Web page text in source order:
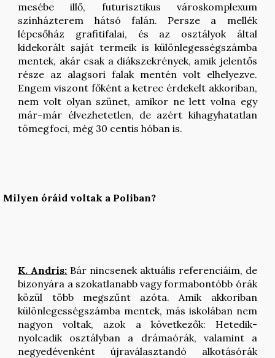
mesébe illő, futurisztikus városkomplexum
színházterem hátsó falán. Persze a mellék
lépcsőház grafitifalai, és az osztályok által
kidekorált saját termeik is különlegességszámba
mentek, akár csak a diákszekrények, amik jelentős
része az alagsori falak mentén volt elhelyezve.
Engem viszont főként a ketrec érdekelt akkoriban,
nem volt olyan szünet, amikor ne lett volna egy
már-már élvezhetetlen, de azért kihagyhatatlan
tömegfoci, még 30 centis hóban is.
Milyen óráid voltak a Poliban?
K. Andris: Bár nincsenek aktuális referenciáim, de
bizonyára a szokatlanabb vagy formabontóbb órák
közül több megszűnt azóta. Amik akkoriban
különlegességszámba mentek, más iskolában nem
nagyon voltak, azok a következők: Hetedik-
nyolcadik osztályban a drámaórák, valamint a
negyedévenként újraválasztandó alkotásórák